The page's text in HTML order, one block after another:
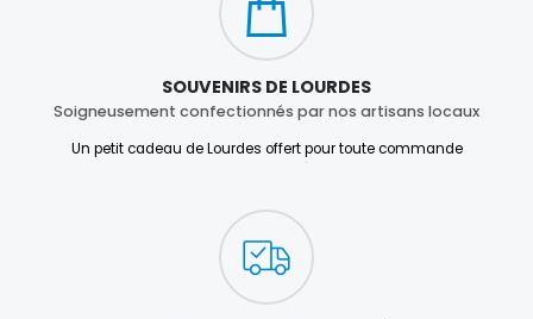
SOUVENIRS DE LOURDES
Soigneusement confectionnés par nos artisans locaux
Un petit cadeau de Lourdes offert pour toute commande